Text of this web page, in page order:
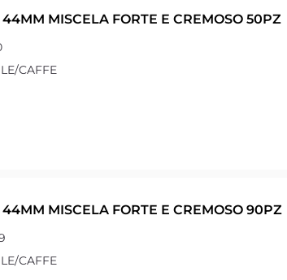
MISCELA FORTE E CREMOSO 50PZ
CAFFE
MISCELA FORTE E CREMOSO 90PZ
CAFFE